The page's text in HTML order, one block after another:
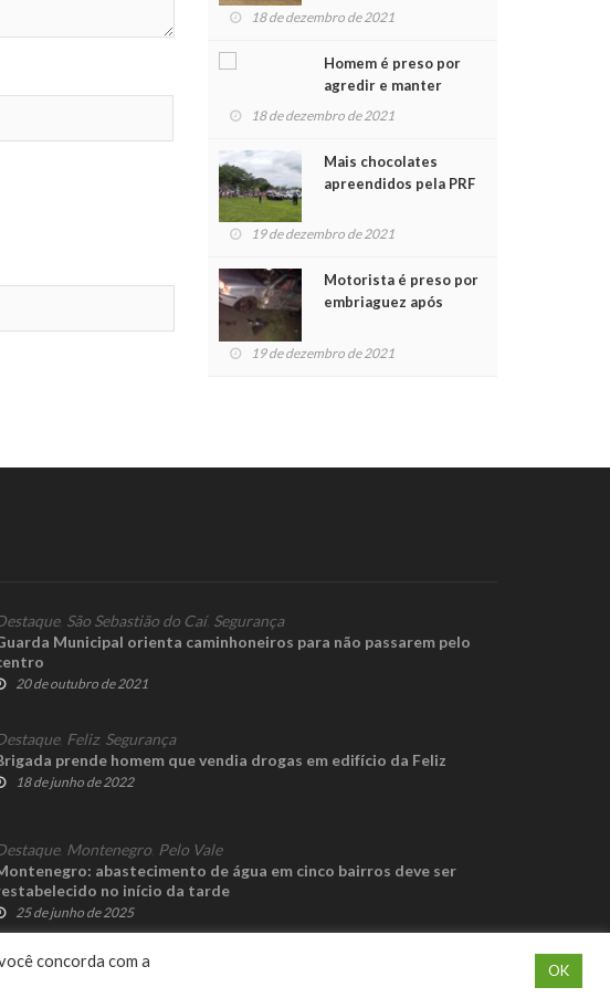
para crianças na
18 de dezembro de 2021
Homem é preso por
agredir e manter
mulher em cárcere
18 de dezembro de 2021
Mais chocolates
apreendidos pela PRF
crianças no Natal
19 de dezembro de 2021
Motorista é preso por
embriaguez após
feridos
19 de dezembro de 2021
, São Sebastião do Caí, Segurança
Municipal orienta caminhoneiros para não passarem pelo
20 de outubro de 2021
, Feliz, Segurança
prende homem que vendia drogas em edifício da Feliz
18 de junho de 2022
, Montenegro Pelo Vale
abastecimento de água em cinco bairros deve ser
no início da tarde
25 de junho de 2025
concorda com a
OK